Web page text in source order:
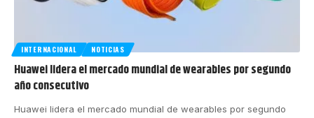
INTERNACIONAL NOTICIAS
Huawei lidera el mercado mundial de wearables por segundo
año consecutivo
Huawei lidera el mercado mundial de wearables por segundo